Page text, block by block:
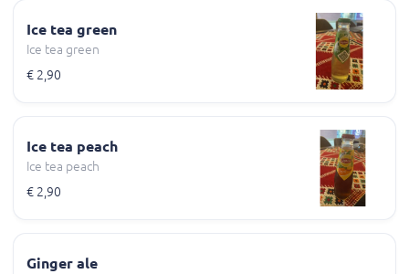
Ice tea green
Ice tea green
€ 2,90
Ice tea peach
Ice tea peach
€ 2,90
Ginger ale